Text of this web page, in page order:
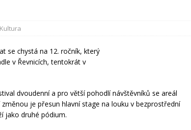
Kultura
se chystá na 12. ročník, který
v Řevnicích, tentokrát v
dvoudenní a pro větší pohodlí návštěvníků se areál
je přesun hlavní stage na louku v bezprostřední
jako druhé pódium.